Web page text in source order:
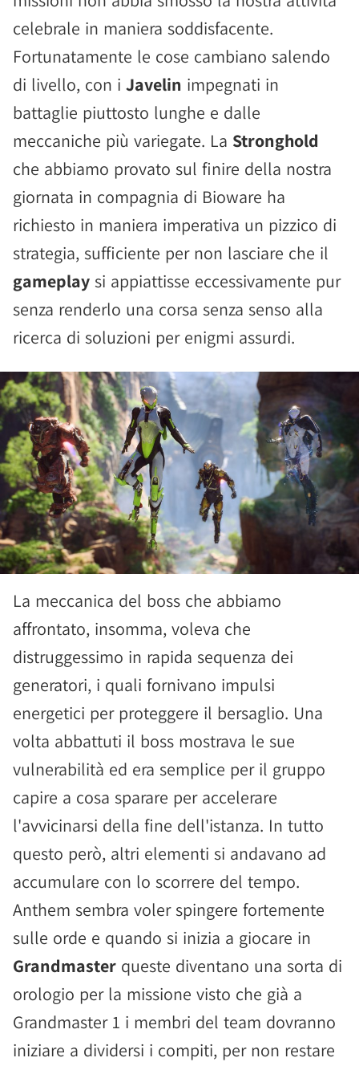
celebrale in maniera soddisfacente.
Fortunatamente le cose cambiano salendo
di livello, con i Javelin impegnati in
battaglie piuttosto lunghe e dalle
meccaniche più variegate. La Stronghold
che abbiamo provato sul finire della nostra
giornata in compagnia di Bioware ha
richiesto in maniera imperativa un pizzico di
strategia, sufficiente per non lasciare che il
gameplay si appiattisse eccessivamente pur
senza renderlo una corsa senza senso alla
ricerca di soluzioni per enigmi assurdi.
La meccanica del boss che abbiamo
affrontato, insomma, voleva che
distruggessimo in rapida sequenza dei
generatori, i quali fornivano impulsi
energetici per proteggere il bersaglio. Una
volta abbattuti il boss mostrava le sue
vulnerabilità ed era semplice per il gruppo
capire a cosa sparare per accelerare
l'avvicinarsi della fine dell'istanza. In tutto
questo però, altri elementi si andavano ad
accumulare con lo scorrere del tempo.
Anthem sembra voler spingere fortemente
sulle orde e quando si inizia a giocare in
Grandmaster queste diventano una sorta di
orologio per la missione visto che già a
Grandmaster 1 i membri del team dovranno
iniziare a dividersi i compiti, per non restare